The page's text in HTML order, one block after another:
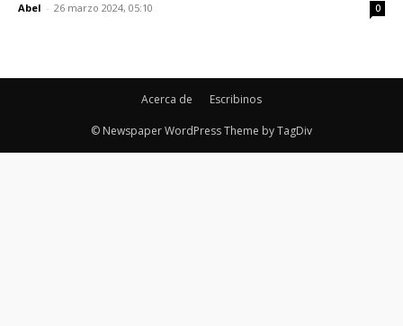
Abel - 26 marzo 2024, 05:10 0
Acerca de Escribinos
© Newspaper WordPress Theme by TagDiv